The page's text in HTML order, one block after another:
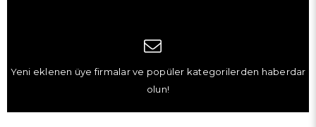
Yeni eklenen üye firmalar ve popüler kategorilerden haberdar
olun!